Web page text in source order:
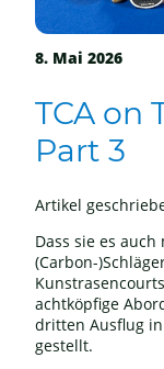
8. Mai 2026
TCA on
Part 3
Artikel
Dass sie es
(Carbon-
achtköpfige
dritten Ausflug in
gestellt.